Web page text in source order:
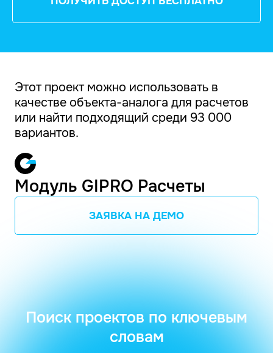
Этот проект можно использовать в
качестве объекта-аналога для расчетов
или найти подходящий среди 93 000
вариантов.
Модуль GIPRO Расчеты
ЗАЯВКА НА ДЕМО
Поиск проектов по ключевым
словам